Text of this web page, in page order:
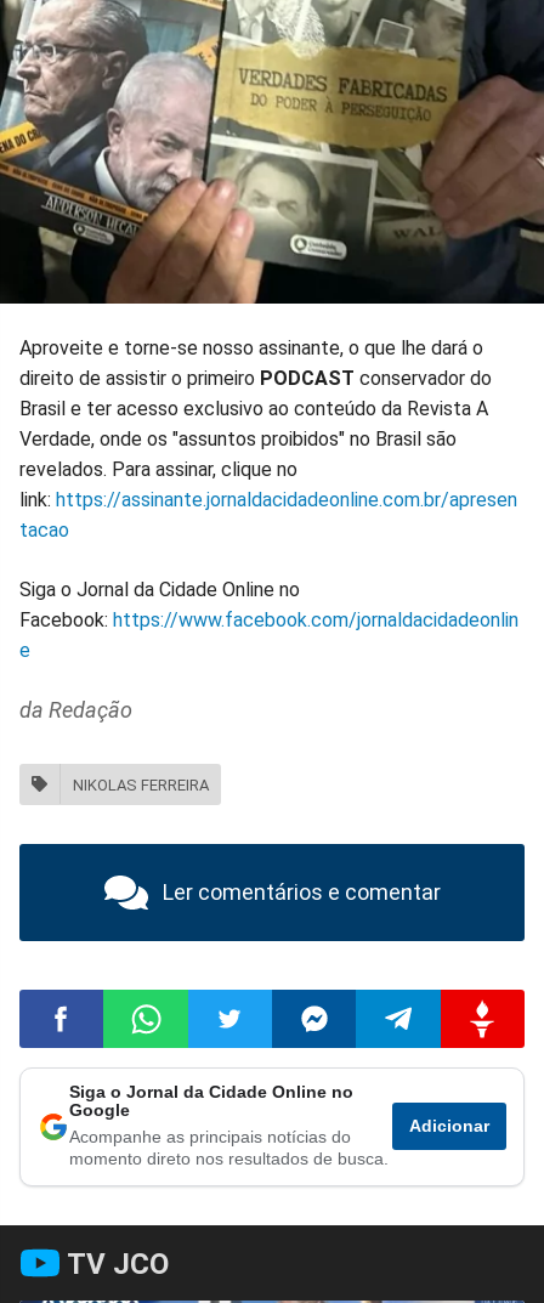
Aproveite e torne-se nosso assinante, o que lhe dará o
direito de assistir o primeiro PODCAST conservador do
Brasil e ter acesso exclusivo ao conteúdo da Revista A
Verdade, onde os "assuntos proibidos" no Brasil são
revelados. Para assinar, clique no
link: https://assinante.jornaldacidadeonline.com.br/apresen
tacao
Siga o Jornal da Cidade Online no
Facebook: https://www.facebook.com/jornaldacidadeonlin
e
da Redação
NIKOLAS FERREIRA
Ler comentários e comentar
Compartilhar
no
Facebook
Compartilhar
no
Whatsapp
Compartilhar
no
Twitter
Compartilhar
no
Messenger
Compartilhar
no
Telegram
no
Gettr
Siga o Jornal da Cidade Online no
Google
Acompanhe as principais notícias do
momento direto nos resultados de busca.
Adicionar
TV JCO